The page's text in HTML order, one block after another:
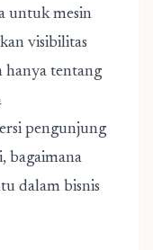
untuk mesin
visibilitas
hanya tentang
pengunjung
bagaimana
dalam bisnis